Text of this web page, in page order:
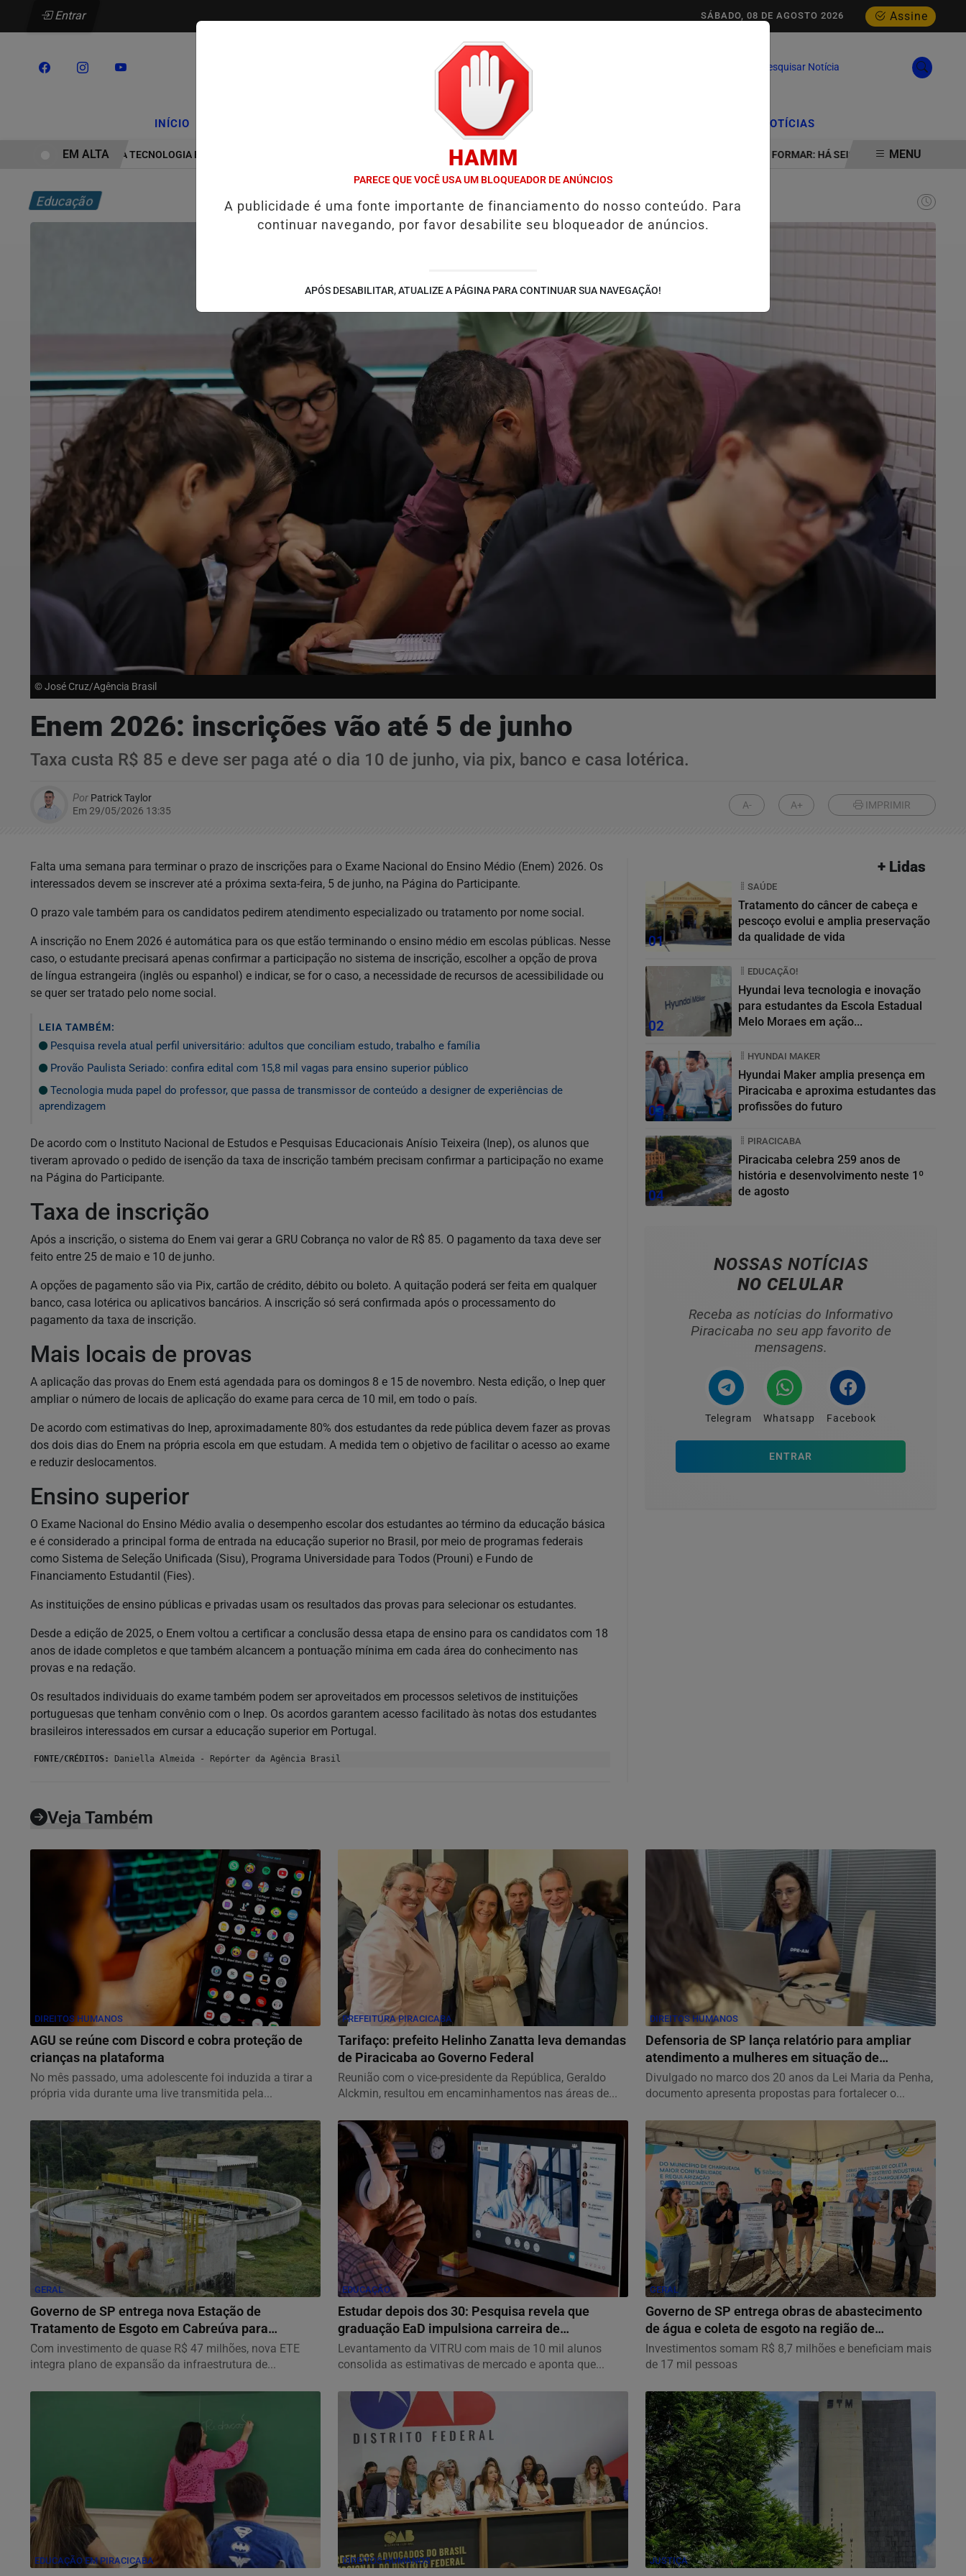
Entrar Assine
SÁBADO, 08 DE AGOSTO 2026
Pesquisar Notícia
INÍCIO COLUNAS / EMPREGOS NOTÍCIAS
HYUNDAI LEVA TECNOLOGIA E INOVAÇÃO PARA ESTUDANTES DA ESCOLA ESTADUAL MELO MORAES EM AÇÃO EDUCATIVA EM PIRACICABA INSTITUTO FORMAR: HÁ SEIS DÉCADAS
EM ALTA MENU
Educação
© José Cruz/Agência Brasil
Enem 2026: inscrições vão até 5 de junho
Taxa custa R$ 85 e deve ser paga até o dia 10 de junho, via pix, banco e casa lotérica.
Por Patrick Taylor
Em 29/05/2026 13:35
A- A+ IMPRIMIR
Falta uma semana para terminar o prazo de inscrições para o Exame Nacional do Ensino Médio (Enem) 2026. Os
interessados devem se inscrever até a próxima sexta-feira, 5 de junho, na Página do Participante.
O prazo vale também para os candidatos pedirem atendimento especializado ou tratamento por nome social.
A inscrição no Enem 2026 é automática para os que estão terminando o ensino médio em escolas públicas. Nesse
caso, o estudante precisará apenas confirmar a participação no sistema de inscrição, escolher a opção de prova
de língua estrangeira (inglês ou espanhol) e indicar, se for o caso, a necessidade de recursos de acessibilidade ou
se quer ser tratado pelo nome social.
LEIA TAMBÉM:
Pesquisa revela atual perfil universitário: adultos que conciliam estudo, trabalho e família
Provão Paulista Seriado: confira edital com 15,8 mil vagas para ensino superior público
Tecnologia muda papel do professor, que passa de transmissor de conteúdo a designer de experiências de
aprendizagem
De acordo com o Instituto Nacional de Estudos e Pesquisas Educacionais Anísio Teixeira (Inep), os alunos que
tiveram aprovado o pedido de isenção da taxa de inscrição também precisam confirmar a participação no exame
na Página do Participante.
Taxa de inscrição
Após a inscrição, o sistema do Enem vai gerar a GRU Cobrança no valor de R$ 85. O pagamento da taxa deve ser
feito entre 25 de maio e 10 de junho.
A opções de pagamento são via Pix, cartão de crédito, débito ou boleto. A quitação poderá ser feita em qualquer
banco, casa lotérica ou aplicativos bancários. A inscrição só será confirmada após o processamento do
pagamento da taxa de inscrição.
Mais locais de provas
A aplicação das provas do Enem está agendada para os domingos 8 e 15 de novembro. Nesta edição, o Inep quer
ampliar o número de locais de aplicação do exame para cerca de 10 mil, em todo o país.
De acordo com estimativas do Inep, aproximadamente 80% dos estudantes da rede pública devem fazer as provas
dos dois dias do Enem na própria escola em que estudam. A medida tem o objetivo de facilitar o acesso ao exame
e reduzir deslocamentos.
Ensino superior
O Exame Nacional do Ensino Médio avalia o desempenho escolar dos estudantes ao término da educação básica
e é considerado a principal forma de entrada na educação superior no Brasil, por meio de programas federais
como Sistema de Seleção Unificada (Sisu), Programa Universidade para Todos (Prouni) e Fundo de
Financiamento Estudantil (Fies).
As instituições de ensino públicas e privadas usam os resultados das provas para selecionar os estudantes.
Desde a edição de 2025, o Enem voltou a certificar a conclusão dessa etapa de ensino para os candidatos com 18
anos de idade completos e que também alcancem a pontuação mínima em cada área do conhecimento nas
provas e na redação.
Os resultados individuais do exame também podem ser aproveitados em processos seletivos de instituições
portuguesas que tenham convênio com o Inep. Os acordos garantem acesso facilitado às notas dos estudantes
brasileiros interessados em cursar a educação superior em Portugal.
FONTE/CRÉDITOS: Daniella Almeida - Repórter da Agência Brasil
+ Lidas
01
SAÚDE
Tratamento do câncer de cabeça e
pescoço evolui e amplia preservação
da qualidade de vida
02
EDUCAÇÃO!
Hyundai leva tecnologia e inovação
para estudantes da Escola Estadual
Melo Moraes em ação...
03
HYUNDAI MAKER
Hyundai Maker amplia presença em
Piracicaba e aproxima estudantes das
profissões do futuro
04
PIRACICABA
Piracicaba celebra 259 anos de
história e desenvolvimento neste 1º
de agosto
NOSSAS NOTÍCIAS
NO CELULAR
Receba as notícias do Informativo
Piracicaba no seu app favorito de
mensagens.
Telegram Whatsapp Facebook
ENTRAR
Veja Também
DIREITOS HUMANOS
AGU se reúne com Discord e cobra proteção de
crianças na plataforma
No mês passado, uma adolescente foi induzida a tirar a
própria vida durante uma live transmitida pela...
PREFEITURA PIRACICABA
Tarifaço: prefeito Helinho Zanatta leva demandas
de Piracicaba ao Governo Federal
Reunião com o vice-presidente da República, Geraldo
Alckmin, resultou em encaminhamentos nas áreas de...
DIREITOS HUMANOS
Defensoria de SP lança relatório para ampliar
atendimento a mulheres em situação de
violência...
Divulgado no marco dos 20 anos da Lei Maria da Penha,
documento apresenta propostas para fortalecer o...
GERAL
Governo de SP entrega nova Estação de
Tratamento de Esgoto em Cabreúva para
beneficiar mais de...
Com investimento de quase R$ 47 milhões, nova ETE
integra plano de expansão da infraestrutura de...
EDUCAÇÃO
Estudar depois dos 30: Pesquisa revela que
graduação EaD impulsiona carreira de
profissionais...
Levantamento da VITRU com mais de 10 mil alunos
consolida as estimativas de mercado e aponta que...
GERAL
Governo de SP entrega obras de abastecimento
de água e coleta de esgoto na região de
Campinas
Investimentos somam R$ 8,7 milhões e beneficiam mais
de 17 mil pessoas
EDUCAÇÃO EM PIRACICABA DIREITOS HUMANOS JUSTIÇA
HAMM
PARECE QUE VOCÊ USA UM BLOQUEADOR DE ANÚNCIOS
A publicidade é uma fonte importante de financiamento do nosso conteúdo. Para
continuar navegando, por favor desabilite seu bloqueador de anúncios.
APÓS DESABILITAR, ATUALIZE A PÁGINA PARA CONTINUAR SUA NAVEGAÇÃO!